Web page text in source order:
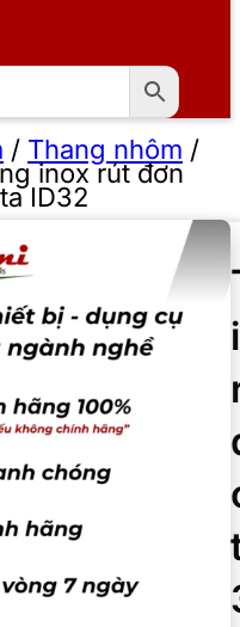
/ Thang nhôm /
inox rút đơn
ID32